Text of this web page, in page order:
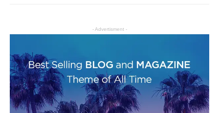
- Advertisment -